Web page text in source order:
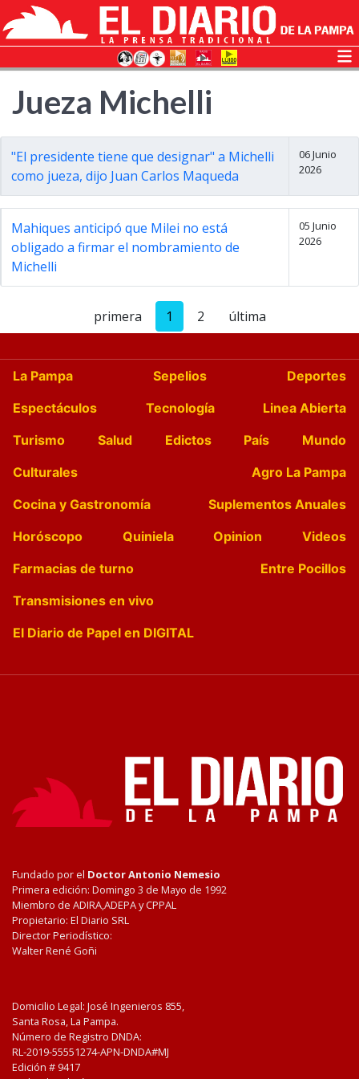
Jueza Michelli
"El presidente tiene que designar" a Michelli
como jueza, dijo Juan Carlos Maqueda
06 Junio
2026
Mahiques anticipó que Milei no está
obligado a firmar el nombramiento de
Michelli
05 Junio
2026
primera 1 2 última
La Pampa Sepelios
Deportes
Espectáculos
Tecnología
Linea Abierta
Turismo
Salud Edictos País
Mundo
Culturales
Agro La Pampa
Cocina y Gastronomía
Suplementos Anuales
Horóscopo
Quiniela Opinion
Videos
Farmacias de turno
Entre Pocillos
Transmisiones en vivo
El Diario de Papel en DIGITAL
Fundado por el Doctor Antonio Nemesio
Primera edición: Domingo 3 de Mayo de 1992
Miembro de ADIRA,ADEPA y CPPAL
Propietario: El Diario SRL
Director Periodístico:
Walter René Goñi
Domicilio Legal: José Ingenieros 855,
Santa Rosa, La Pampa.
Número de Registro DNDA:
RL-2019-55551274-APN-DNDA#MJ
Edición # 9417